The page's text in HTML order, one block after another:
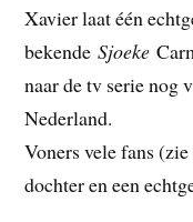
Xavier laat één
bekendeSjoeke
naar de tv serie nog
Nederland.
Voners vele fans
dochter en een